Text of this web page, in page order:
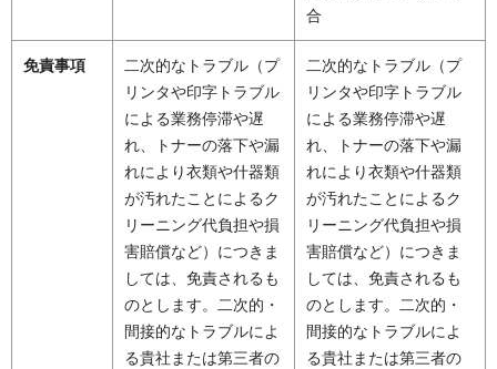
合
免責事項
二次的なトラブル（プ
リンタや印字トラブル
による業務停滞や遅
れ、トナーの落下や漏
れにより衣類や什器類
が汚れたことによるク
リーニング代負担や損
害賠償など）につきま
しては、免責されるも
のとします。二次的・
間接的なトラブルによ
る貴社または第三者の
二次的なトラブル（プ
リンタや印字トラブル
による業務停滞や遅
れ、トナーの落下や漏
れにより衣類や什器類
が汚れたことによるク
リーニング代負担や損
害賠償など）につきま
しては、免責されるも
のとします。二次的・
間接的なトラブルによ
る貴社または第三者の